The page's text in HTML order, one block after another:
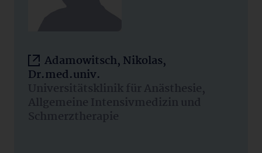
Adamowitsch, Nikolas,
Dr.med.univ.
Universitätsklinik für Anästhesie,
Allgemeine Intensivmedizin und
Schmerztherapie